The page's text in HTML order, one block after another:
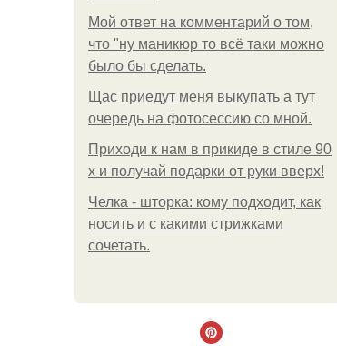
Мой ответ на комментарий о том,
что "ну маникюр то всё таки можно
было бы сделать.
Щас приедут меня выкупать а тут
очередь на фотосессию со мной.
Приходи к нам в прикиде в стиле 90
х и получай подарки от руки вверх!
Челка - шторка: кому подходит, как
носить и с какими стрижками
сочетать.